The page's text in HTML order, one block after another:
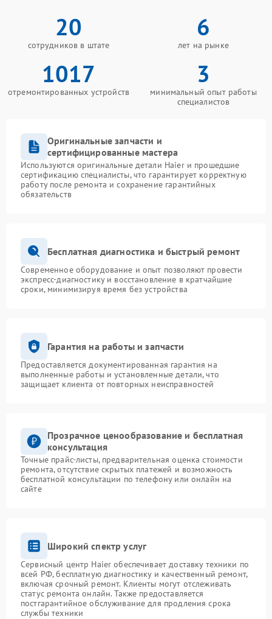
20
сотрудников в штате
6
лет на рынке
1017
отремонтированных устройств
3
минимальный опыт работы
специалистов
Оригинальные запчасти и
сертифицированные мастера
Используются оригинальные детали Haier и прошедшие
сертификацию специалисты, что гарантирует корректную
работу после ремонта и сохранение гарантийных
обязательств
Бесплатная диагностика и быстрый ремонт
Современное оборудование и опыт позволяют провести
экспресс-диагностику и восстановление в кратчайшие
сроки, минимизируя время без устройства
Гарантия на работы и запчасти
Предоставляется документированная гарантия на
выполненные работы и установленные детали, что
защищает клиента от повторных неисправностей
Прозрачное ценообразование и бесплатная
консультация
Точные прайс-листы, предварительная оценка стоимости
ремонта, отсутствие скрытых платежей и возможность
бесплатной консультации по телефону или онлайн на
сайте
Широкий спектр услуг
Сервисный центр Haier обеспечивает доставку техники по
всей РФ, бесплатную диагностику и качественный ремонт,
включая срочный ремонт. Клиенты могут отслеживать
статус ремонта онлайн. Также предоставляется
постгарантийное обслуживание для продления срока
службы техники